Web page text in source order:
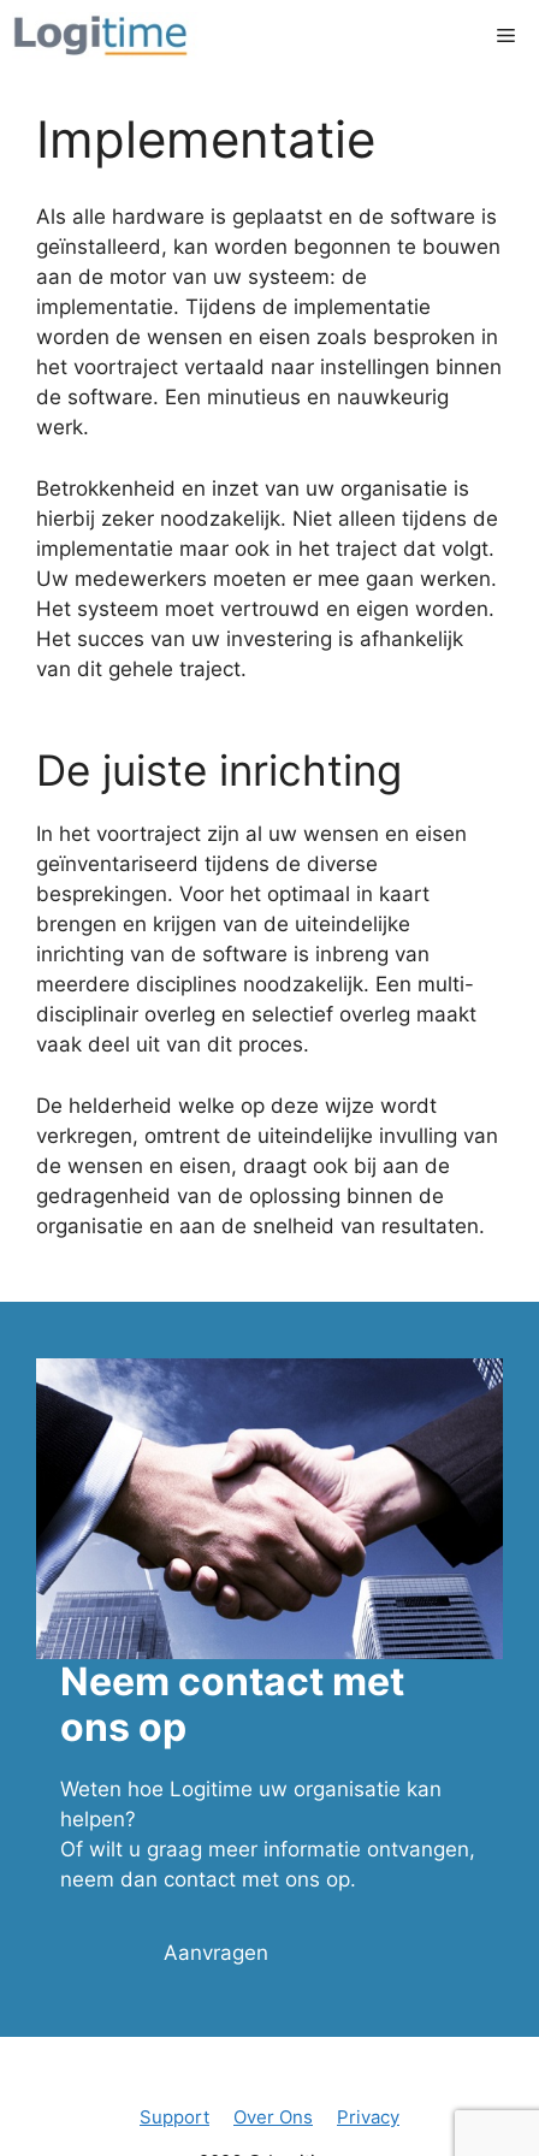
Ga
naar
Implementatie
Als alle hardware is geplaatst en de software is
geïnstalleerd, kan worden begonnen te bouwen
aan de motor van uw systeem: de
implementatie. Tijdens de implementatie
worden de wensen en eisen zoals besproken in
het voortraject vertaald naar instellingen binnen
de software. Een minutieus en nauwkeurig
werk.
Betrokkenheid en inzet van uw organisatie is
hierbij zeker noodzakelijk. Niet alleen tijdens de
implementatie maar ook in het traject dat volgt.
Uw medewerkers moeten er mee gaan werken.
Het systeem moet vertrouwd en eigen worden.
Het succes van uw investering is afhankelijk
van dit gehele traject.
De juiste inrichting
In het voortraject zijn al uw wensen en eisen
geïnventariseerd tijdens de diverse
besprekingen. Voor het optimaal in kaart
brengen en krijgen van de uiteindelijke
inrichting van de software is inbreng van
meerdere disciplines noodzakelijk. Een multi-
disciplinair overleg en selectief overleg maakt
vaak deel uit van dit proces.
De helderheid welke op deze wijze wordt
verkregen, omtrent de uiteindelijke invulling van
de wensen en eisen, draagt ook bij aan de
gedragenheid van de oplossing binnen de
organisatie en aan de snelheid van resultaten.
Neem contact met
ons op
Weten hoe Logitime uw organisatie kan
helpen?
Of wilt u graag meer informatie ontvangen,
neem dan contact met ons op.
Aanvragen
Support Over Ons
Privacy